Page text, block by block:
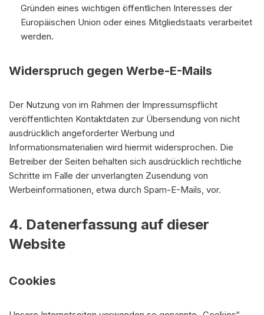
Gründen eines wichtigen öffentlichen Interesses der
Europäischen Union oder eines Mitgliedstaats verarbeitet
werden.
Widerspruch gegen Werbe-E-Mails
Der Nutzung von im Rahmen der Impressumspflicht
veröffentlichten Kontaktdaten zur Übersendung von nicht
ausdrücklich angeforderter Werbung und
Informationsmaterialien wird hiermit widersprochen. Die
Betreiber der Seiten behalten sich ausdrücklich rechtliche
Schritte im Falle der unverlangten Zusendung von
Werbeinformationen, etwa durch Spam-E-Mails, vor.
4. Datenerfassung auf dieser
Website
Cookies